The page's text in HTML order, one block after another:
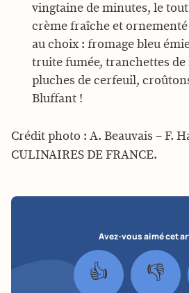
vingtaine de minutes, le
crème fraîche et
au choix : fromage bleu
truite fumée, tranchettes de
pluches de cerfeuil,
Bluffant !
Crédit photo : A. Beauvais – F.
CULINAIRES DE FRANCE.
Avez-vous aimé cet
👍 👎